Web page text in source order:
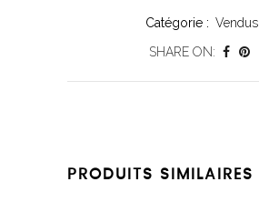
Catégorie : Vendus
SHARE ON:
PRODUITS SIMILAIRES